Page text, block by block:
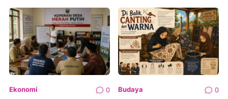
Ekonomi 0 Budaya 0